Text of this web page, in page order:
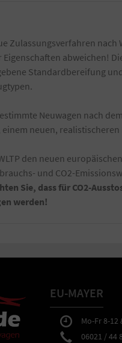
Zulassungsverfahren
abweichen!
Standardbereifung
Neuwagen nach
einem neuen,
den neuen
und CO2-
Sie, dass für CO2-
werden!
EU-MAYER
Mo-Fr 8-12
06021 / 44